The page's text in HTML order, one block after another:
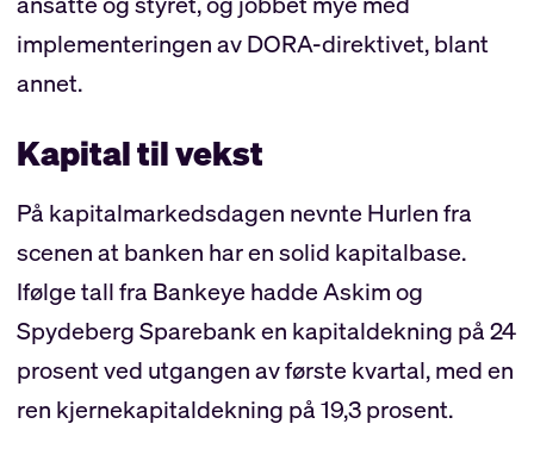
implementeringen av DORA-direktivet, blant
annet.
Kapital til vekst
På kapitalmarkedsdagen nevnte Hurlen fra
scenen at banken har en solid kapitalbase.
Ifølge tall fra Bankeye hadde Askim og
Spydeberg Sparebank en kapitaldekning på 24
prosent ved utgangen av første kvartal, med en
ren kjernekapitaldekning på 19,3 prosent.